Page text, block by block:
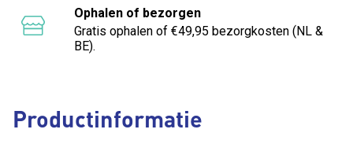
Productinformatie
Ophalen of bezorgen
Gratis ophalen of €49,95 bezorgkosten (NL &
BE).